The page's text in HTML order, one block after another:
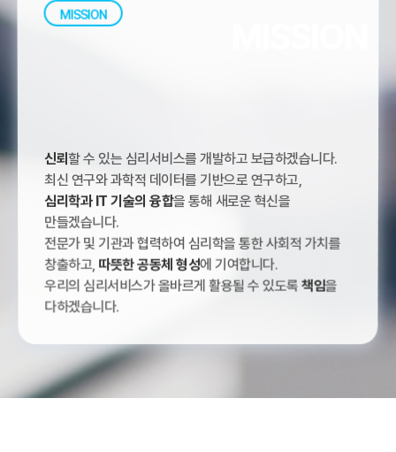
MISSION
신뢰할 수 있는 심리서비스를 개발하고 보급하겠습니다.
최신 연구와 과학적 데이터를 기반으로 연구하고,
심리학과 IT 기술의 융합을 통해 새로운 혁신을
만들겠습니다.
전문가 및 기관과 협력하여 심리학을 통한 사회적 가치를
창출하고, 따뜻한 공동체 형성에 기여합니다.
우리의 심리서비스가 올바르게 활용될 수 있도록 책임을
다하겠습니다.